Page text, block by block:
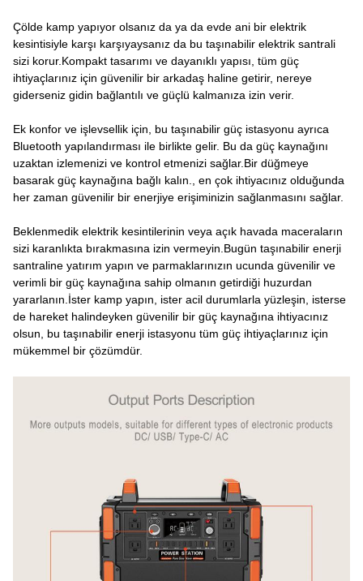
Çölde kamp yapıyor olsanız da ya da evde ani bir elektrik
kesintisiyle karşı karşıyaysanız da bu taşınabilir elektrik santrali
sizi korur.Kompakt tasarımı ve dayanıklı yapısı, tüm güç
ihtiyaçlarınız için güvenilir bir arkadaş haline getirir, nereye
giderseniz gidin bağlantılı ve güçlü kalmanıza izin verir.
Ek konfor ve işlevsellik için, bu taşınabilir güç istasyonu ayrıca
Bluetooth yapılandırması ile birlikte gelir. Bu da güç kaynağını
uzaktan izlemenizi ve kontrol etmenizi sağlar.Bir düğmeye
basarak güç kaynağına bağlı kalın., en çok ihtiyacınız olduğunda
her zaman güvenilir bir enerjiye erişiminizin sağlanmasını sağlar.
Beklenmedik elektrik kesintilerinin veya açık havada maceraların
sizi karanlıkta bırakmasına izin vermeyin.Bugün taşınabilir enerji
santraline yatırım yapın ve parmaklarınızın ucunda güvenilir ve
verimli bir güç kaynağına sahip olmanın getirdiği huzurdan
yararlanın.İster kamp yapın, ister acil durumlarla yüzleşin, isterse
de hareket halindeyken güvenilir bir güç kaynağına ihtiyacınız
olsun, bu taşınabilir enerji istasyonu tüm güç ihtiyaçlarınız için
mükemmel bir çözümdür.